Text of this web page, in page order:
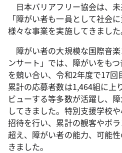
日本バリアフリー協会は、未
「障がい者も一員として社会
様々な事業を実施してきました
障がい者の大規模な国際音
ンサート」では、障がいをも
を競い合い、令和2年度で17回
累計の応募者数は1,464組に上
ビューする等多数が活躍し、
してきました。特別支援学校
招待を行い、累計の観客やボ
超え、障がい者の能力、可能
きました。